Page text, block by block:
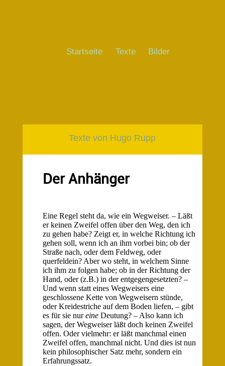
Startseite Texte Bilder
Texte von Hugo Rupp
Der Anhänger
Eine Regel steht da, wie ein Wegweiser. – Läßt
er keinen Zweifel offen über den Weg, den ich
zu gehen habe? Zeigt er, in welche Richtung ich
gehen soll, wenn ich an ihm vorbei bin; ob der
Straße nach, oder dem Feldweg, oder
querfeldein? Aber wo steht, in welchem Sinne
ich ihm zu folgen habe; ob in der Richtung der
Hand, oder (z.B.) in der entgegengesetzten? –
Und wenn statt eines Wegweisers eine
geschlossene Kette von Wegweisern stünde,
oder Kreidestriche auf dem Boden liefen, – gibt
es für sie nureineDeutung? – Also kann ich
sagen, der Wegweiser läßt doch keinen Zweifel
offen. Oder vielmehr: er läßt manchmal einen
Zweifel offen, manchmal nicht. Und dies ist nun
kein philosophischer Satz mehr, sondern ein
Erfahrungssatz.